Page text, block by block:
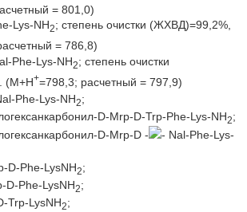
= 801,0)
Lys-NH2; степень очистки (ЖХВД)=99,2%,
= 786,8)
Phe-Lys-NH2; степень очистки
(М+H+=798,3; расчетный = 797,9)
Phe-Lys-NH2;
D-Mrp-D-Trp-Phe-Lys-NH2;
D-Mrp-D -
- Nal-Phe-Lys-
D-Phe-LysNH2;
D-Phe-LysNH2;
Trp-LysNH2;